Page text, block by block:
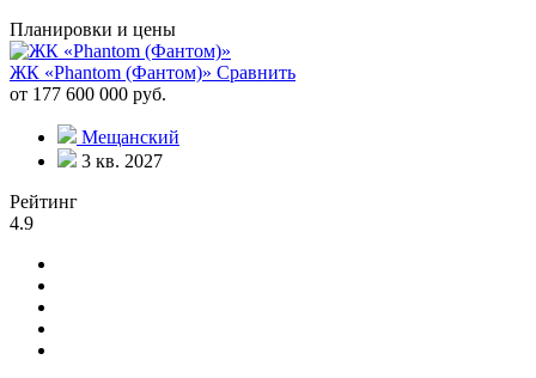
Планировки и цены
ЖК «Phantom (Фантом)» Сравнить
от 177 600 000 руб.
Мещанский
3 кв. 2027
Рейтинг
4.9